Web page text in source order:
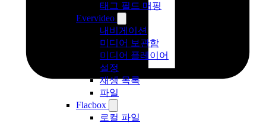
태그 필드 매핑
Evervideo
내비게이션
미디어 보관함
미디어 플레이어
설정
재생 목록
파일
Flacbox
로컬 파일